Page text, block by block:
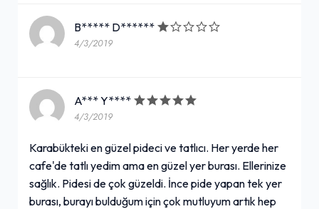
B***** D******
4/3/2019
A*** Y****
4/3/2019
Karabükteki en güzel pideci ve tatlıcı. Her yerde her
cafe'de tatlı yedim ama en güzel yer burası. Ellerinize
sağlık. Pidesi de çok güzeldi. İnce pide yapan tek yer
burası, burayı bulduğum için çok mutluyum artık hep